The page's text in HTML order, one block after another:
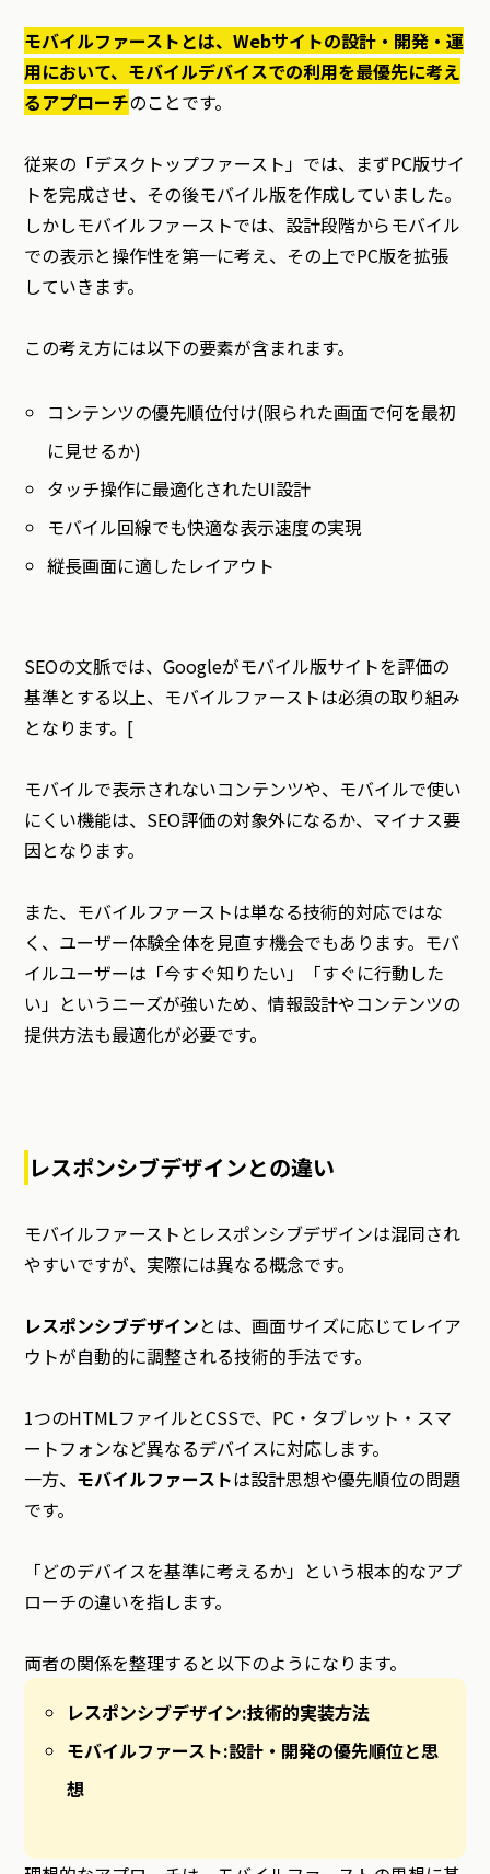
モバイルファーストとは、Webサイトの設計・開発・運
用において、モバイルデバイスでの利用を最優先に考え
るアプローチのことです。
従来の「デスクトップファースト」では、まずPC版サイ
トを完成させ、その後モバイル版を作成していました。
しかしモバイルファーストでは、設計段階からモバイル
での表示と操作性を第一に考え、その上でPC版を拡張
していきます。
この考え方には以下の要素が含まれます。
コンテンツの優先順位付け(限られた画面で何を最初
に見せるか)
タッチ操作に最適化されたUI設計
モバイル回線でも快適な表示速度の実現
縦長画面に適したレイアウト
SEOの文脈では、Googleがモバイル版サイトを評価の
基準とする以上、モバイルファーストは必須の取り組み
となります。[
モバイルで表示されないコンテンツや、モバイルで使い
にくい機能は、SEO評価の対象外になるか、マイナス要
因となります。
また、モバイルファーストは単なる技術的対応ではな
く、ユーザー体験全体を見直す機会でもあります。モバ
イルユーザーは「今すぐ知りたい」「すぐに行動した
い」というニーズが強いため、情報設計やコンテンツの
提供方法も最適化が必要です。
レスポンシブデザインとの違い
モバイルファーストとレスポンシブデザインは混同され
やすいですが、実際には異なる概念です。
レスポンシブデザインとは、画面サイズに応じてレイア
ウトが自動的に調整される技術的手法です。
1つのHTMLファイルとCSSで、PC・タブレット・スマ
ートフォンなど異なるデバイスに対応します。
一方、 モバイルファーストは設計思想や優先順位の問題
です。
「どのデバイスを基準に考えるか」という根本的なアプ
ローチの違いを指します。
両者の関係を整理すると以下のようになります。
レスポンシブデザイン:技術的実装方法
モバイルファースト:設計・開発の優先順位と思
想